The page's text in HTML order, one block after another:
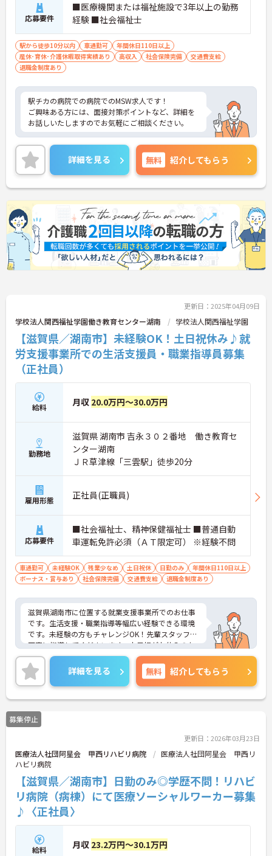
応募要件
■医療機関または福祉施設で3年以上の勤務
経験 ■社会福祉士
駅から徒歩10分以内 車通勤可
年間休日110日以上
産休･育休･介護休暇取得実績あり
高収入 社会保険完備
交通費支給
退職金制度あり
駅チカの病院での病院でのMSW求人です！
ご興味ある方には、面接対策ポイントなど、詳細を
お話しいたしますのでお気軽にご相談ください。
詳細を見る 無料 紹介してもらう
更新日：2025年04月09日
学校法人関西福祉学園働き教育センター湖南 学校法人関西福祉学園
【滋賀県／湖南市】未経験OK！土日祝休み♪就
労支援事業所での生活支援員・職業指導員募集
（正社員）
給料 月収 20.0万円～30.0万円
勤務地
滋賀県 湖南市 吉永３０２番地 働き教育セ
ンター湖南
ＪＲ草津線「三雲駅」徒歩20分
雇用形態 正社員(正職員)
応募要件
■社会福祉士、精神保健福祉士 ■普通自動
車運転免許必須（ＡＴ限定可） ※経験不問
車通勤可 未経験OK 残業少なめ 土日祝休 日勤のみ
年間休日110日以上
ボーナス・賞与あり
社会保険完備 交通費支給 退職金制度あり
滋賀県湖南市に位置する就業支援事業所でのお仕事
です。生活支援・職業指導等幅広い経験できる環境
です。未経験の方もチャレンジOK！先輩スタッフが
丁寧に指導してくださいます。土日祝がお休みのた
め、プライベートの予定も立てやすく、ワークライ
フバランスを重視した働き方が叶います。ご興味の
ある方には、面接対策ポイントなど、さらに詳細を
お話しいたしますのでお気軽にご相談ください！
詳細を見る 無料 紹介してもらう
募集停止
更新日：2026年03月23日
医療法人社団阿星会 甲西リハビリ病院
医療法人社団阿星会 甲西リ
ハビリ病院
【滋賀県／湖南市】日勤のみ◎学歴不問！リハビ
リ病院（病棟）にて医療ソーシャルワーカー募集
♪〈正社員〉
給料 月収 23.2万円～30.1万円